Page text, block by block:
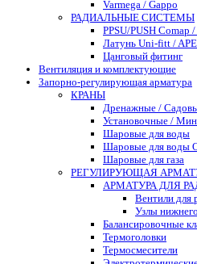
Varmega / Gappo
РАДИАЛЬНЫЕ СИСТЕМЫ
PPSU/PUSH Comap
Латунь Uni-fitt /
Цанговый фитинг
Вентиляция и комплектующие
Запорно-регулирующая арматура
КРАНЫ
Дренажные /
Установочные /
Шаровые для воды
Шаровые для воды
Шаровые для газа
РЕГУЛИРУЮЩАЯ
АРМАТУРА ДЛЯ
Вентили для
Узлы
Балансировочные
Термоголовки
Термосмесители